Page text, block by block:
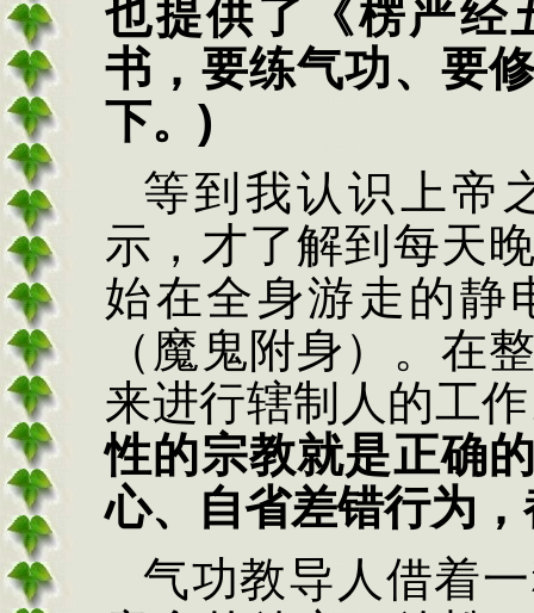
也提供了《楞严经
书，要练气功、要
下。 )
等到我认识上帝
示，才了解到每天
始在全身游走的静
（魔鬼附身）。在
来进行辖制人的工
性的宗教就是正确
心、自省差错行为
气功教导人借着